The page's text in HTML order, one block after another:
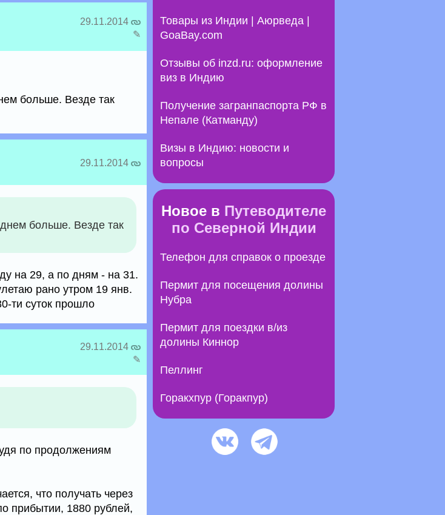
29.11.2014
✎
больше. Везде так
29.11.2014
больше. Везде так
на 29, а по дням - на 31.
рано утром 19 янв.
ти суток прошло
29.11.2014
✎
по продолжениям
что получать через
прибытии, 1880 рублей,
Товары из Индии | Аюрведа |
GoaBay.com
Отзывы об inzd.ru: оформление
виз в Индию
Получение загранпаспорта РФ в
Непале (Катманду)
Визы в Индию: новости и
вопросы
Новое в Путеводителе
по Северной Индии
Телефон для справок о проезде
Пермит для посещения долины
Нубра
Пермит для поездки в/из
долины Киннор
Пеллинг
Горакхпур (Горакпур)